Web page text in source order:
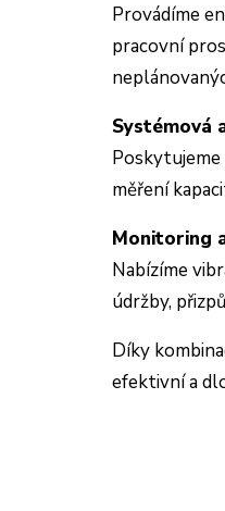
Provádíme
pracovní
Systémová
měření
Monitoring
Nabízíme
údržby,
Díky
efektivní a